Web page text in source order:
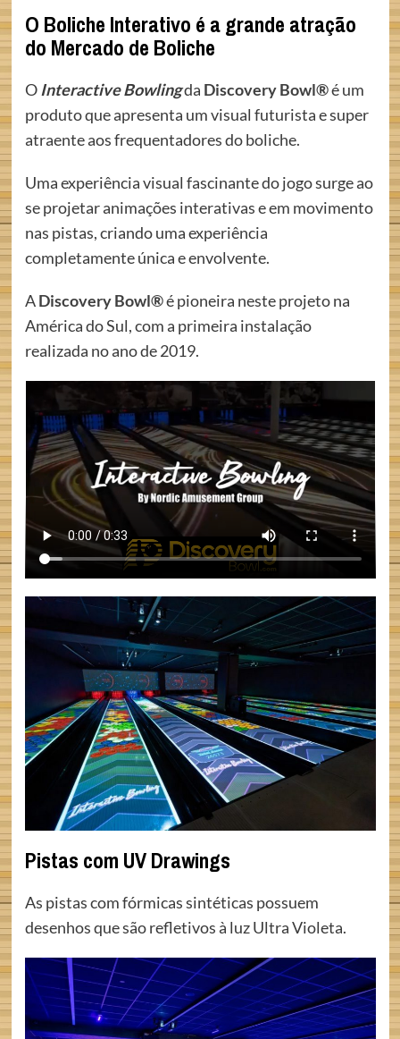
O Boliche Interativo é a grande atração
do Mercado de Boliche
O Interactive Bowlingda Discovery Bowl®é um
produto que apresenta um visual futurista e super
atraente aos frequentadores do boliche.
Uma experiência visual fascinante do jogo surge ao
se projetar animações interativas e em movimento
nas pistas, criando uma experiência
completamente única e envolvente.
ADiscovery Bowl®é pioneira neste projeto na
América do Sul, com a primeira instalação
realizada no ano de 2019.
Pistas com UV Drawings
As pistas com fórmicas sintéticas possuem
desenhos que são refletivos à luz Ultra Violeta.